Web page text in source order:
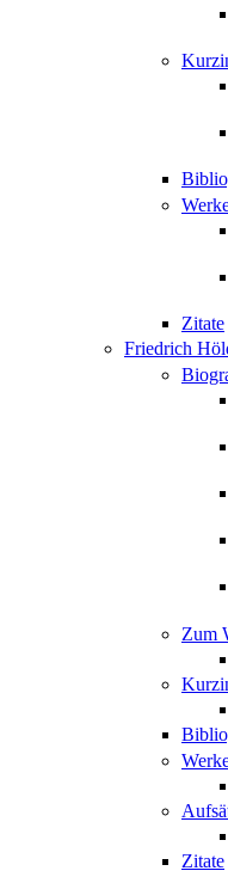
Zitate
Friedrich
Zum
Zitate